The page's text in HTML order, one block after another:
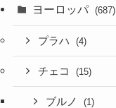
ヨーロッパ (687)
プラハ (4)
チェコ (15)
ブルノ (1)